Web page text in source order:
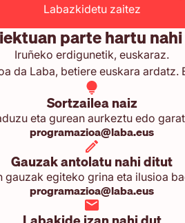
Labazkidetu zaitez
parte hartu
Iruñeko erdigunetik, euskaraz.
da Laba, betiere euskara
Sortzailea naiz
eta gurean aurkeztu edo
programazioa@laba.eus
Gauzak antolatu nahi ditut
gauzak egiteko grina eta ilusioa
programazioa@laba.eus